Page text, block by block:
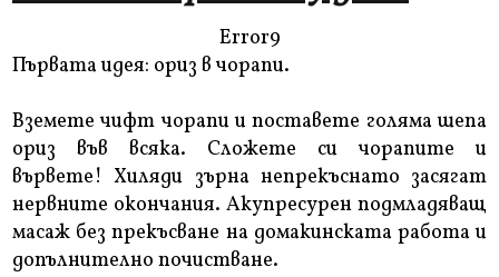
Error9
Първата идея: ориз в чорапи.
Вземете чифт чорапи и поставете голяма шепа
ориз във всяка. Сложете си чорапите и
вървете! Хиляди зърна непрекъснато засягат
нервните окончания. Акупресурен подмладяващ
масаж без прекъсване на домакинската работа и
допълнително почистване.